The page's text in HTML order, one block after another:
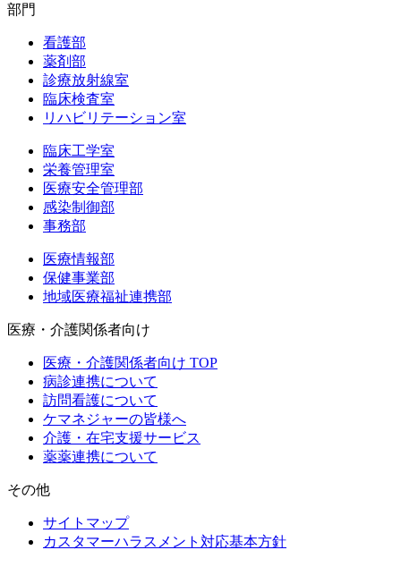
部門
看護部
薬剤部
診療放射線室
臨床検査室
リハビリテーション室
臨床工学室
栄養管理室
医療安全管理部
感染制御部
事務部
医療情報部
保健事業部
地域医療福祉連携部
医療・介護関係者向け
医療・介護関係者向け TOP
病診連携について
訪問看護について
ケマネジャーの皆様へ
介護・在宅支援サービス
薬薬連携について
その他
サイトマップ
カスタマーハラスメント対応基本方針